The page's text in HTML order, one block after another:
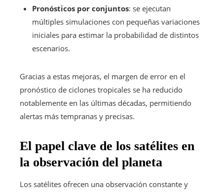
Pronósticos por conjuntos: se ejecutan
múltiples simulaciones con pequeñas variaciones
iniciales para estimar la probabilidad de distintos
escenarios.
Gracias a estas mejoras, el margen de error en el
pronóstico de ciclones tropicales se ha reducido
notablemente en las últimas décadas, permitiendo
alertas más tempranas y precisas.
El papel clave de los satélites en
la observación del planeta
Los satélites ofrecen una observación constante y